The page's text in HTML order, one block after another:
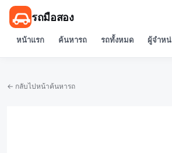
รถมือสอง
หน้าแรก ค้นหารถ รถทั้งหมด ผู้จำห
← กลับไปหน้าค้นหารถ